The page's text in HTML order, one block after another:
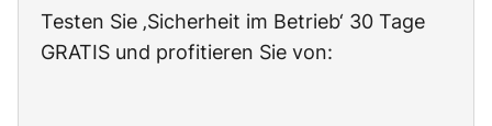
Testen Sie ‚Sicherheit im Betrieb‘ 30 Tage
GRATIS und profitieren Sie von: